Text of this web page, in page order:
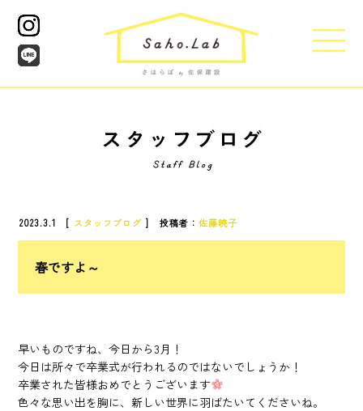
2023.3.1 [ スタッフブログ ] 投稿者： 佐藤暁子
春ですよ～
早いものですね、今日から3月！
今日は所々で卒業式が行われるのではないでしょうか！
卒業された皆様おめでとうございます
色々な思い出を胸に、新しい世界に羽ばたいてくださいね。